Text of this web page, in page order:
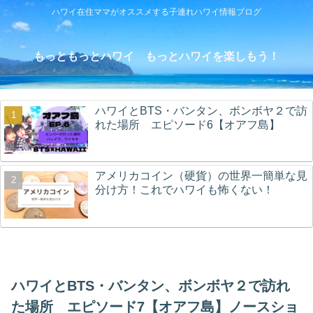
ハワイ在住ママがオススメする子連れハワイ情報ブログ
もっともっとハワイ もっとハワイを楽しもう！
ハワイとBTS・バンタン、ボンボヤ２で訪
れた場所 エピソード6【オアフ島】
アメリカコイン（硬貨）の世界一簡単な見
分け方！これでハワイも怖くない！
ハワイとBTS・バンタン、ボンボヤ２で訪れ
た場所 エピソード7【オアフ島】ノースショ